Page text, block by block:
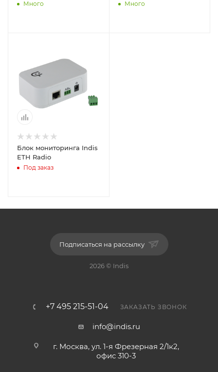
Много Много
Блок мониторинга Indis
ETH Radio
Под заказ
Подписаться на рассылку
2026 © Indis
+7 495 215-51-04 ЗАКАЗАТЬ ЗВОНОК
info@indis.ru
г. Москва, ул. 1-я Фрезерная 2/1к2,
офис 310-3